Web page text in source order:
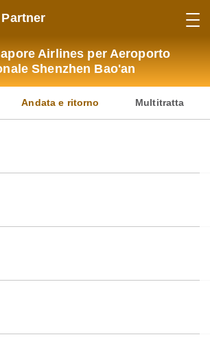
Airlines per Aeroporto
Shenzhen Bao'an
Andata e ritorno Multitratta